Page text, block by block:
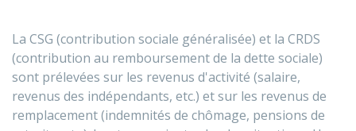
La CSG (contribution sociale généralisée) et la CRDS
(contribution au remboursement de la dette sociale)
sont prélevées sur les revenus d'activité (salaire,
revenus des indépendants, etc.) et sur les revenus de
remplacement (indemnités de chômage, pensions de